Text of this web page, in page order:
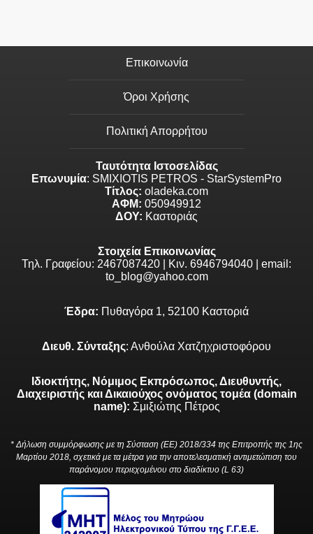
Επικοινωνία
Όροι Χρήσης
Πολιτική Απορρήτου
Ταυτότητα Ιστοσελίδας
Επωνυμία: SMIXIOTIS PETROS - StarSystemPro
Τίτλος: oladeka.com
ΑΦΜ: 050949912
ΔΟΥ: Καστοριάς
Στοιχεία Επικοινωνίας
Τηλ. Γραφείου: 2467087420 | Κιν. 6946794040 | email:
to_blog@yahoo.com
Έδρα: Πυθαγόρα 1, 52100 Καστοριά
Διευθ. Σύνταξης: Ανθούλα Χατζηχριστοφόρου
Ιδιοκτήτης, Νόμιμος Εκπρόσωπος, Διευθυντής,
Διαχειριστής και Δικαιούχος ονόματος τομέα (domain
name): Σμιξιώτης Πέτρος
* Δήλωση συμμόρφωσης με τη Σύσταση (ΕΕ) 2018/334 της Επιτροπής της 1ης
Μαρτίου 2018, σχετικά με τα μέτρα για την αποτελεσματική αντιμετώπιση του
παράνομου περιεχομένου στο διαδίκτυο (L 63)